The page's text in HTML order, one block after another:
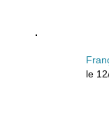
le